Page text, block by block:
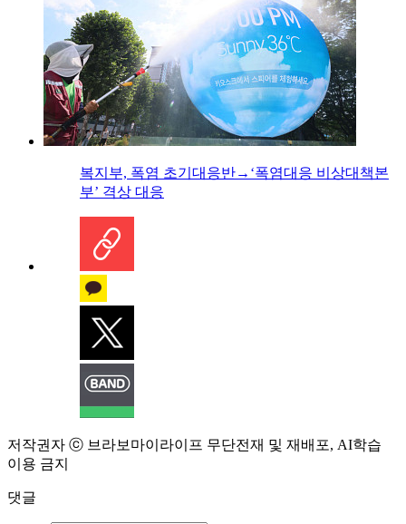
복지부, 폭염 초기대응반→‘폭염대응 비상대책본
부’ 격상 대응
저작권자 ⓒ 브라보마이라이프 무단전재 및 재배포, AI학습
이용 금지
댓글